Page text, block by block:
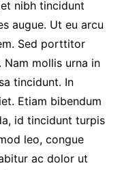
nibh tincidunt
augue. Ut eu arcu
Sed porttitor
mollis urna in
tincidunt. In
Etiam bibendum
id tincidunt turpis
leo, congue
ac dolor ut